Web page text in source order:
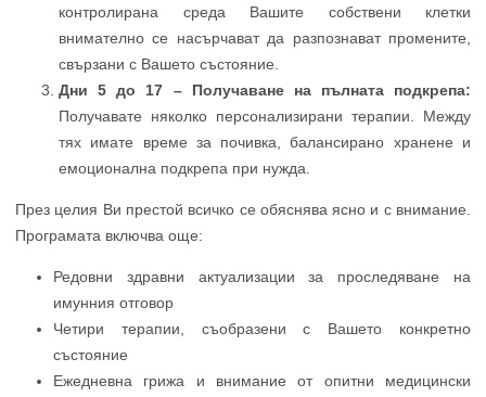
контролирана среда Вашите собствени клетки
внимателно се насърчават да разпознават промените,
свързани с Вашето състояние.
Дни 5 до 17 – Получаване на пълната подкрепа:
Получавате няколко персонализирани терапии. Между
тях имате време за почивка, балансирано хранене и
емоционална подкрепа при нужда.
През целия Ви престой всичко се обяснява ясно и с внимание.
Програмата включва още:
Редовни здравни актуализации за проследяване на
имунния отговор
Четири терапии, съобразени с Вашето конкретно
състояние
Ежедневна грижа и внимание от опитни медицински